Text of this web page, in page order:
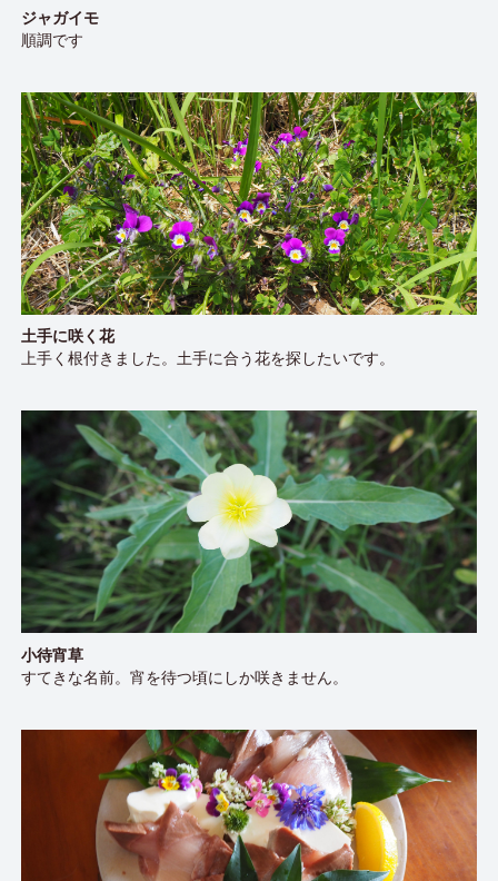
ジャガイモ
順調です
土手に咲く花
上手く根付きました。土手に合う花を探したいです。
小待宵草
すてきな名前。宵を待つ頃にしか咲きません。